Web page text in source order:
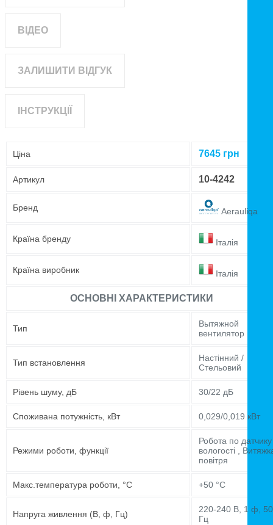
ВІДЕО
ЗАЛИШИТИ ВІДГУК
ІНСТРУКЦІЇ
Ціна 7645 грн
Артикул 10-4242
Бренд Aerauliqa
Країна бренду Італія
Країна виробник Італія
ОСНОВНІ ХАРАКТЕРИСТИКИ
Тип
Вытяжной
вентилятор
Тип встановлення
Настінний /
Стельовий
Рівень шуму, дБ 30/22 дБ
Споживана потужність, кВт 0,029/0,019 кВт
Режими роботи, функції
Робота по датчику
вологості ,
повітря
Макс.температура роботи, °C +50 °C
Напруга живлення (В, ф, Гц)
220-240 В, 1 ф, 50
Гц